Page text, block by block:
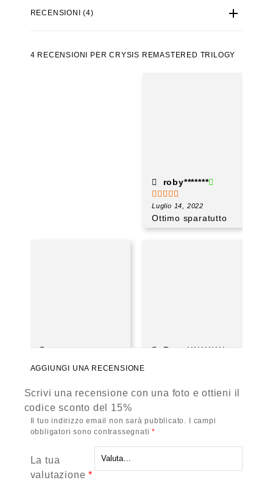
RECENSIONI (4)
4 RECENSIONI PERCRYSIS REMASTERED TRILOGY
roby*******
Valutato
4su 5
Luglio 14, 2022
Ottimo sparatutto
Valutato 5
Bellissimo gioco
Rosa***********
ne acquisterò
AGGIUNGI UNA RECENSIONE
Scrivi una recensione con una foto e ottieni il
codice sconto del 15%
Il tuo indirizzo email non sarà pubblicato.
I campi
obbligatori sono contrassegnati*
La tua
valutazione*